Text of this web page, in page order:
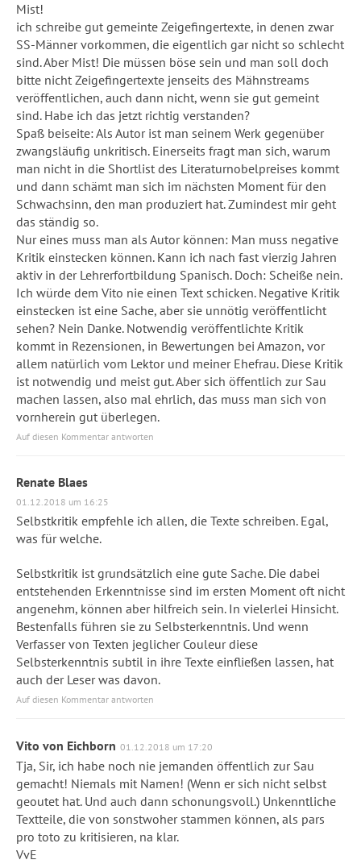
Mist!
ich schreibe gut gemeinte Zeigefingertexte, in denen zwar
SS-Männer vorkommen, die eigentlich gar nicht so schlecht
sind. Aber Mist! Die müssen böse sein und man soll doch
bitte nicht Zeigefingertexte jenseits des Mähnstreams
veröffentlichen, auch dann nicht, wenn sie gut gemeint
sind. Habe ich das jetzt richtig verstanden?
Spaß beiseite: Als Autor ist man seinem Werk gegenüber
zwangsläufig unkritisch. Einerseits fragt man sich, warum
man nicht in die Shortlist des Literaturnobelpreises kommt
und dann schämt man sich im nächsten Moment für den
Schwachsinn, den man produziert hat. Zumindest mir geht
das ständig so.
Nur eines muss man als Autor können: Man muss negative
Kritik einstecken können. Kann ich nach fast vierzig Jahren
aktiv in der Lehrerfortbildung Spanisch. Doch: Scheiße nein.
Ich würde dem Vito nie einen Text schicken. Negative Kritik
einstecken ist eine Sache, aber sie unnötig veröffentlicht
sehen? Nein Danke. Notwendig veröffentlichte Kritik
kommt in Rezensionen, in Bewertungen bei Amazon, vor
allem natürlich vom Lektor und meiner Ehefrau. Diese Kritik
ist notwendig und meist gut. Aber sich öffentlich zur Sau
machen lassen, also mal ehrlich, das muss man sich von
vornherein gut überlegen.
Auf diesen Kommentar antworten
Renate Blaes
01.12.2018 um 16:25
Selbstkritik empfehle ich allen, die Texte schreiben. Egal,
was für welche.
Selbstkritik ist grundsätzlich eine gute Sache. Die dabei
entstehenden Erkenntnisse sind im ersten Moment oft nicht
angenehm, können aber hilfreich sein. In vielerlei Hinsicht.
Bestenfalls führen sie zu Selbsterkenntnis. Und wenn
Verfasser von Texten jeglicher Couleur diese
Selbsterkenntnis subtil in ihre Texte einfließen lassen, hat
auch der Leser was davon.
Auf diesen Kommentar antworten
Vito von Eichborn 01.12.2018 um 17:20
Tja, Sir, ich habe noch nie jemanden öffentlich zur Sau
gemacht! Niemals mit Namen! (Wenn er sich nicht selbst
geoutet hat. Und auch dann schonungsvoll.) Unkenntliche
Textteile, die von sonstwoher stammen können, als pars
pro toto zu kritisieren, na klar.
VvE